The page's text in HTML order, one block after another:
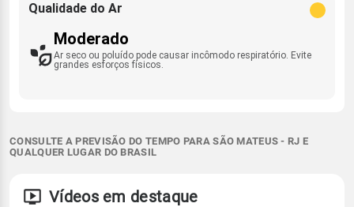
Qualidade do Ar
Moderado
Ar seco ou poluído pode causar incômodo respiratório. Evite
grandes esforços físicos.
CONSULTE A PREVISÃO DO TEMPO PARA SÃO MATEUS - RJ E
QUALQUER LUGAR DO BRASIL
Vídeos em destaque